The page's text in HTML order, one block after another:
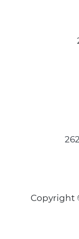
Copyright